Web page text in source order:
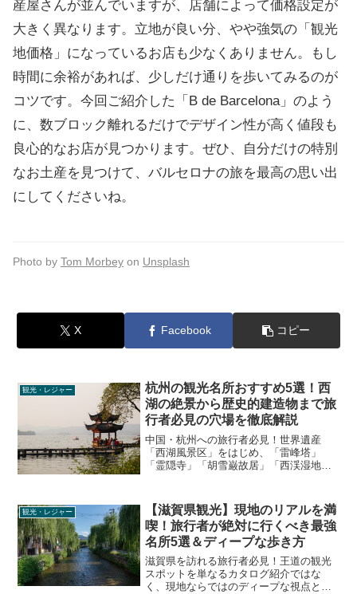
産屋さんが並んでいますが、店舗によって価格設定が
大きく異なります。立地が良い分、やや強気の「観光
地価格」になっているお店も少なくありません。もし
時間に余裕があれば、少しだけ通りを歩いてみるのが
コツです。今回ご紹介した「B de Barcelona」のよう
に、数ブロック離れるだけでデザイン性が高く値段も
良心的なお店が見つかります。ぜひ、自分だけの特別
なお土産を見つけて、バルセロナの旅を最高の思い出
にしてくださいね。
Photo by Tom Morbey on Unsplash
X Facebook コピー
観光・レジャー
杭州の観光名所おすすめ5選！西
湖の絶景から歴史的建造物まで旅
行者必見の穴場を徹底解説
中国・杭州への旅行者必見！世界遺産
「西湖風景区」をはじめ、「雷峰塔」
「霊隠寺」「胡雪巌故居」「西渓湿地公
回避の裏技、ディープなローカル情報ま
で、リアルな杭州の魅力をお届けしま
す。
観光・レジャー
【滋賀県観光】現地のリアルを満
喫！旅行者が絶対に行くべき最強
名所5選＆ディープな歩き方
滋賀県を訪れる旅行者必見！王道の観光
スポットを単なるカタログ紹介ではな
く、現地ならではのディープな視点とリ